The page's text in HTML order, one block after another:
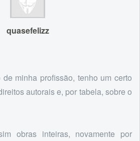
quasefelizz
minha profissão, tenho um certo
autorais e, por tabela, sobre o
obras inteiras, novamente por